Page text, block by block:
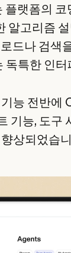
랫폼의
알고리즘
드나 검색
독특한 인
능 전반에
기능, 도구
상되었습